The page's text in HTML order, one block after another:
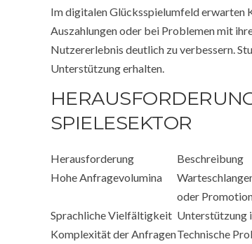
Im digitalen Glücksspielumfeld erwarten
Auszahlungen oder bei Problemen mit
Nutzererlebnis deutlich zu verbessern.
Unterstützung erhalten.
SPIELESEKTOR
Herausforderung
Beschreibung
Hohe Anfragevolumina
oder
Sprachliche Vielfältigkeit Unterstützung
Komplexität der AnfragenTechnische